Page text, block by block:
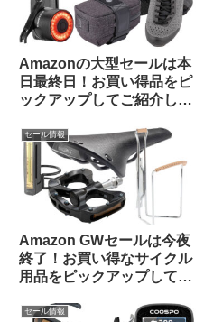
Amazonの大型セールは本
日最終日！お買い得品をピ
ックアップしてご紹介しま
セール情報
Amazon GWセールは今夜
終了！お買い得なサイクル
用品をピックアップしてみ
セール情報